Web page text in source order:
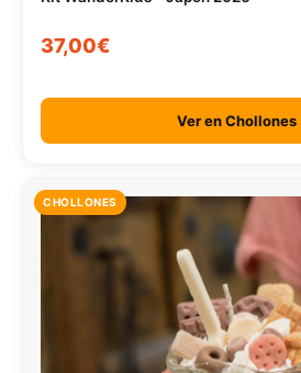
37,00€
Ver en Chollones
CHOLLONES